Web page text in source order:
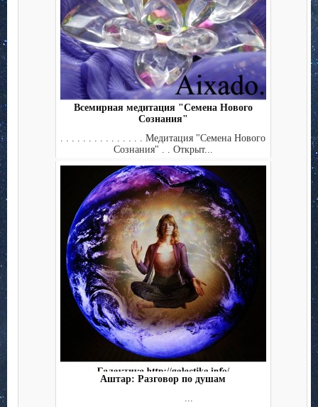
Всемирная медитация "Семена Нового
Сознания"
. . . . . . . . . . . . . . . Медитация "Семена Нового
Сознания" . . Открыт...
Аштар: Разговор по душам